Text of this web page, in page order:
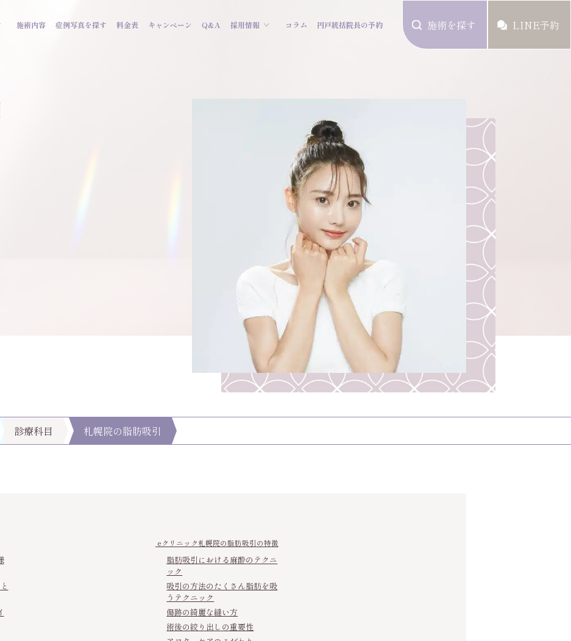
施術内容 症例写真を探す 料金表 キャンペーン Q&A 採用情報 コラム 円戸統括院長の予約 施術を探す LINE予約
診療科目 札幌院の脂肪吸引
eクリニック札幌院の脂肪吸引の特徴
脂肪吸引における麻酔のテクニ
ック
吸引の方法のたくさん脂肪を吸
うテクニック
傷跡の綺麗な縫い方
術後の絞り出しの重要性